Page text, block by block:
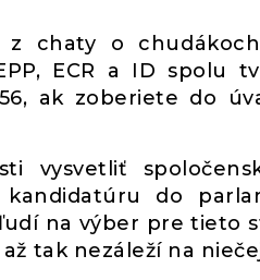
chaty o
ECR a ID spolu
ak zoberiete do
vysvetliť
do
na výber pre tieto
tak nezáleží na